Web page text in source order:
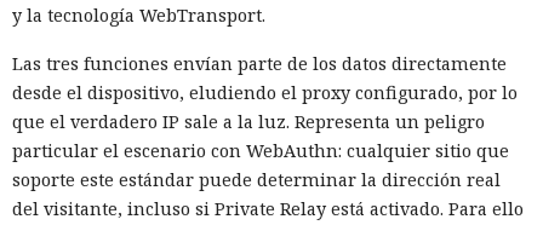
y la tecnología WebTransport.
Las tres funciones envían parte de los datos directamente
desde el dispositivo, eludiendo el proxy configurado, por lo
que el verdadero IP sale a la luz. Representa un peligro
particular el escenario con WebAuthn: cualquier sitio que
soporte este estándar puede determinar la dirección real
del visitante, incluso si Private Relay está activado. Para ello